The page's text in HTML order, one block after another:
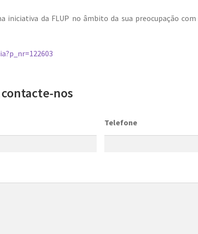
iniciativa da FLUP no âmbito da sua preocupação
nos
Telefone